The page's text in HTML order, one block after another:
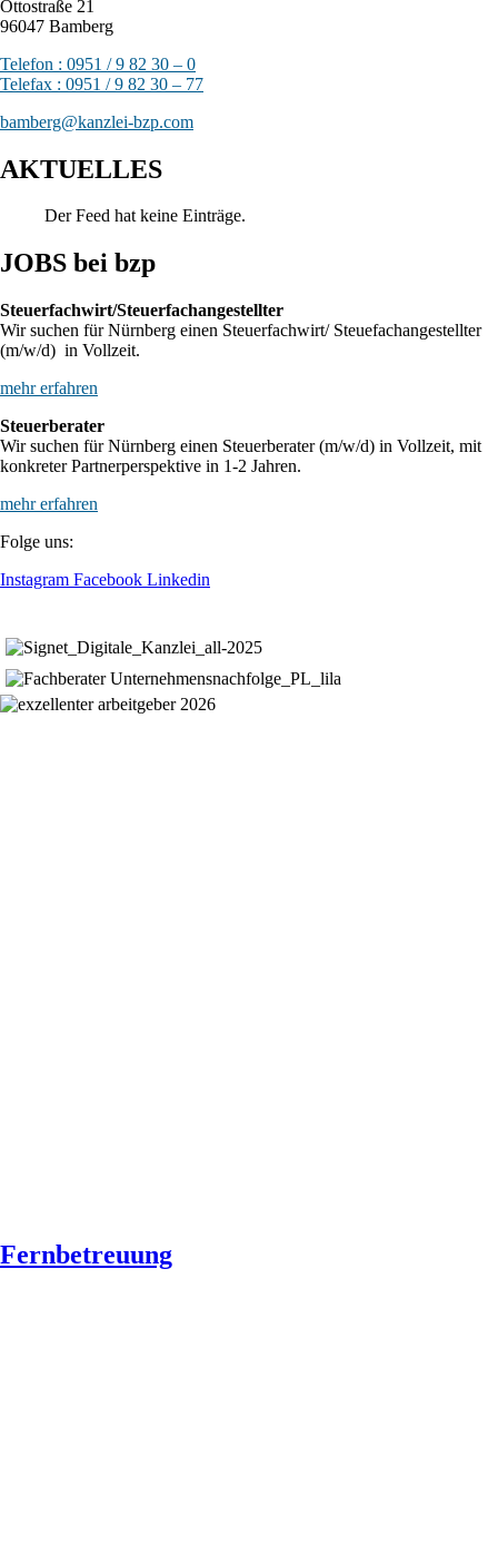
Ottostraße 21
96047 Bamberg
Telefon : 0951 / 9 82 30 – 0
Telefax : 0951 / 9 82 30 – 77
bamberg@kanzlei-bzp.com
AKTUELLES
Der Feed hat keine Einträge.
JOBS bei bzp
Steuerfachwirt/Steuerfachangestellter
Wir suchen für Nürnberg einen Steuerfachwirt/ Steuefachangestellter
(m/w/d) in Vollzeit.
mehr erfahren
Steuerberater
Wir suchen für Nürnberg einen Steuerberater (m/w/d) in Vollzeit, mit
konkreter Partnerperspektive in 1-2 Jahren.
mehr erfahren
Folge uns:
Instagram Facebook Linkedin
Fernbetreuung